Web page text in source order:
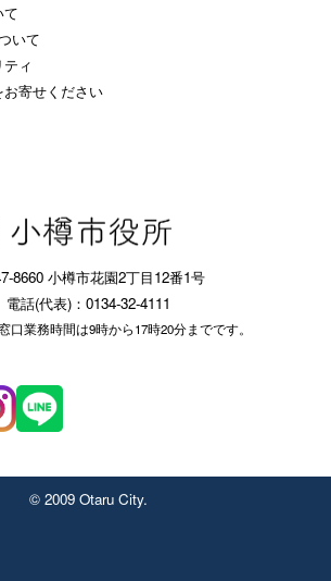
いて
ィ
寄せください
8660 小樽市花園2丁目12番1号
電話(代表)：0134-32-4111
口業務時間は9時から17時20分までです。
© 2009 Otaru City.